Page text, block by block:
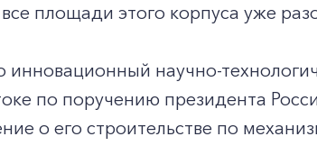
все площади этого корпуса уже
научно-
по поручению президента
о его строительстве по